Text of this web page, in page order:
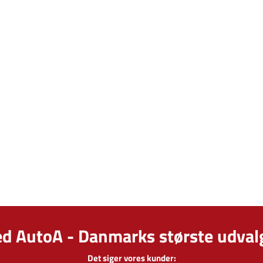
AutoA - Danmarks største
Det siger vores kunder: